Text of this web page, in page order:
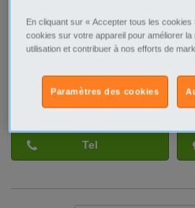
Tel
En cliquant sur « Accepter tous les
cookies sur votre appareil pour améliorer
utilisation et contribuer à nos efforts de
Paramètres des cookies